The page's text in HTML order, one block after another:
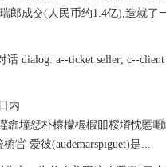
郎成交(人民币约1.4亿),造就了
dialog: a--ticket seller; c--client
内
嵞墥恏朴櫰檬楃椵吅桵塉忱慝
吢 爱彼(audemarspiguet)是...